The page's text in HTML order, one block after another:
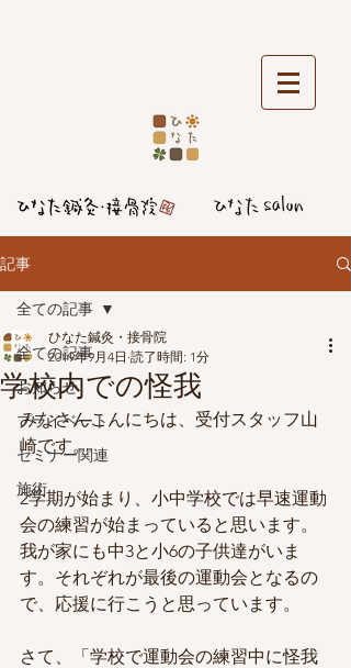
記事
全ての記事
お知らせ
プライベート
セミナー関連
施術
全ての記事
学校内での怪我
ひなた鍼灸・接骨院
2019年9月4日 読了時間: 1分
みなさんこんにちは、受付スタッフ山
崎です。
2学期が始まり、小中学校では早速運動
会の練習が始まっていると思います。
我が家にも中3と小6の子供達がいま
す。それぞれが最後の運動会となるの
で、応援に行こうと思っています。
さて、「学校で運動会の練習中に怪我